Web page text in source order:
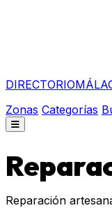
DIRECTORIO
Zonas Categorías
Reparación